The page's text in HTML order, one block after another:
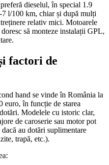
dieselul, în special 1.9
l/100 km, chiar și după mulți
relativ mici. Motoarele
să monteze instalații GPL,
factori de
hand se vinde în România la
euro, în funcție de starea
Modelele cu istoric clar,
de caroserie sau motor pot
au dotări suplimentare
trapă, etc.).